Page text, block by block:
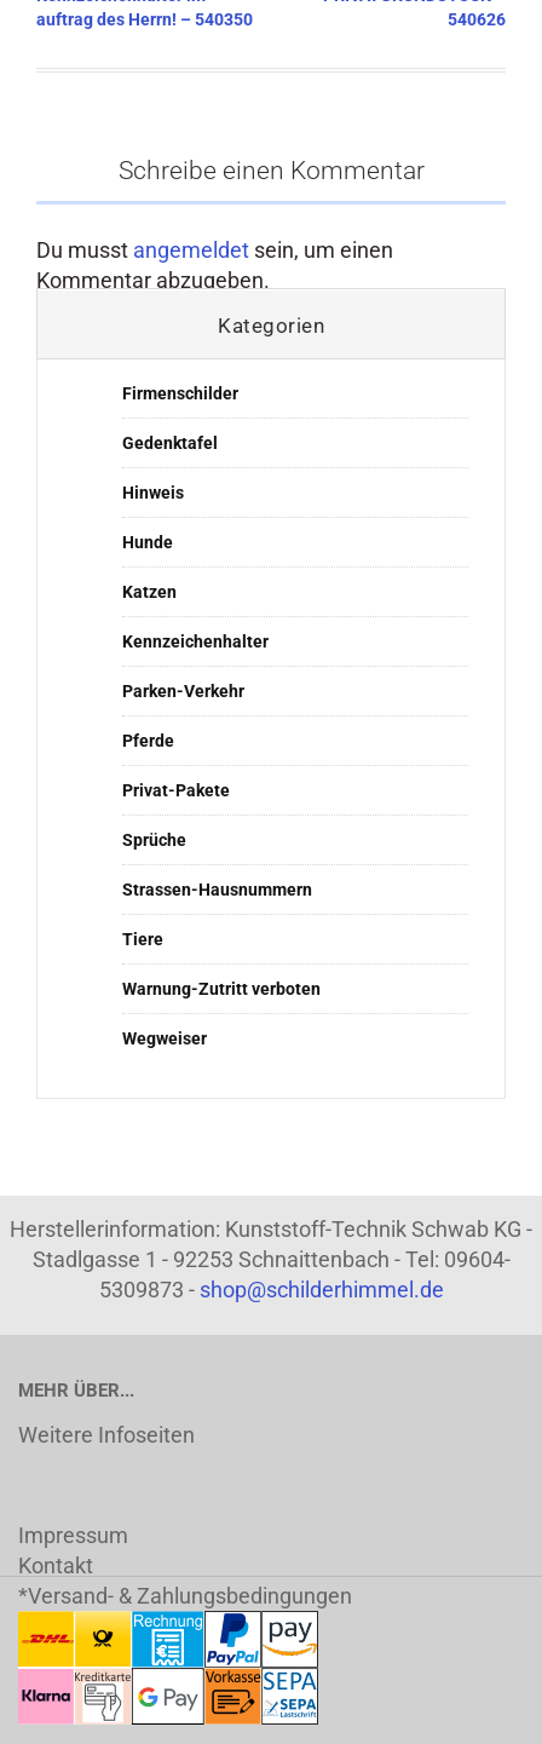
auftrag des Herrn! – 540350
540626
Schreibe einen Kommentar
Du musst angemeldet sein, um einen
Kommentar abzugeben.
Kategorien
Firmenschilder
Gedenktafel
Hinweis
Hunde
Katzen
Kennzeichenhalter
Parken-Verkehr
Pferde
Privat-Pakete
Sprüche
Strassen-Hausnummern
Tiere
Warnung-Zutritt verboten
Wegweiser
Herstellerinformation: Kunststoff-Technik Schwab KG -
Stadlgasse 1 - 92253 Schnaittenbach - Tel: 09604-
5309873 - shop@schilderhimmel.de
MEHR ÜBER...
Weitere Infoseiten
Impressum
Kontakt
*Versand- & Zahlungsbedingungen